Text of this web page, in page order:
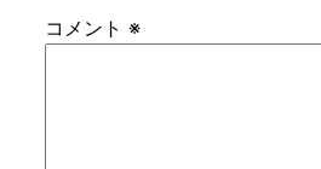
コメント ※